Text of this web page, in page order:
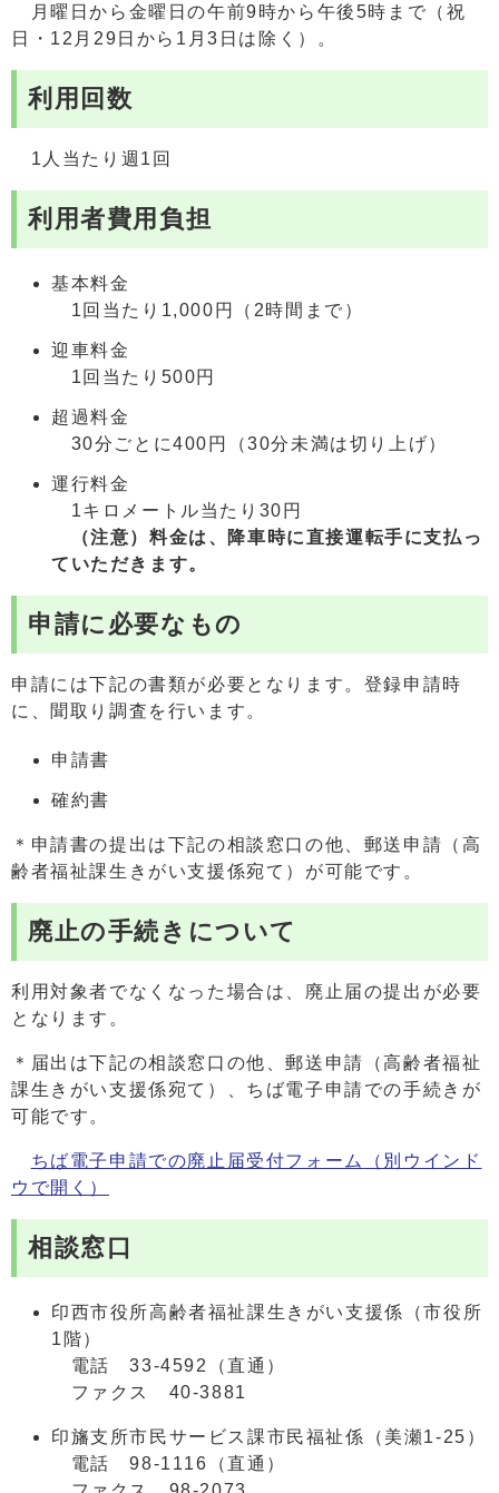
月曜日から金曜日の午前9時から午後5時まで（祝
日・12月29日から1月3日は除く）。
利用回数
1人当たり週1回
利用者費用負担
基本料金
1回当たり1,000円（2時間まで）
迎車料金
1回当たり500円
超過料金
30分ごとに400円（30分未満は切り上げ）
運行料金
1キロメートル当たり30円
（注意）料金は、降車時に直接運転手に支払っ
ていただきます。
申請に必要なもの
申請には下記の書類が必要となります。登録申請時
に、聞取り調査を行います。
申請書
確約書
＊申請書の提出は下記の相談窓口の他、郵送申請（高
齢者福祉課生きがい支援係宛て）が可能です。
廃止の手続きについて
利用対象者でなくなった場合は、廃止届の提出が必要
となります。
＊届出は下記の相談窓口の他、郵送申請（高齢者福祉
課生きがい支援係宛て）、ちば電子申請での手続きが
可能です。
ちば電子申請での廃止届受付フォーム
（別ウインド
ウで開く）
相談窓口
印西市役所高齢者福祉課生きがい支援係（市役所
1階）
電話 33-4592（直通）
ファクス 40-3881
印旛支所市民サービス課市民福祉係（美瀬1-25）
電話 98-1116（直通）